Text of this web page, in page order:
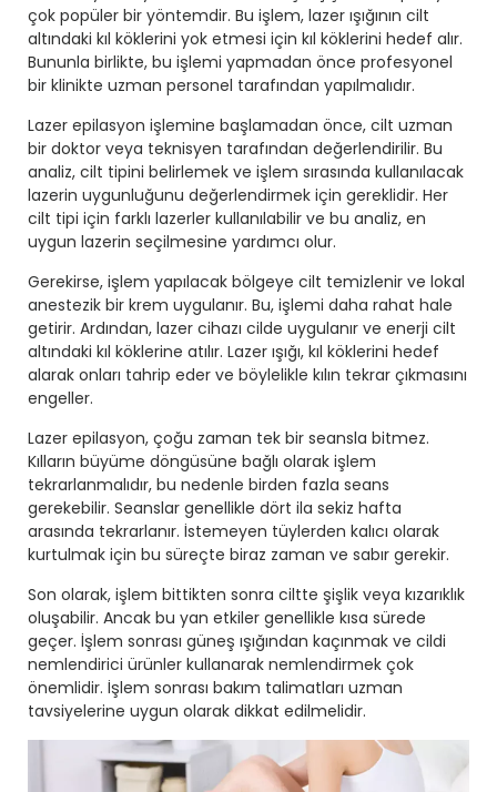
çok popüler bir yöntemdir. Bu işlem, lazer ışığının cilt
altındaki kıl köklerini yok etmesi için kıl köklerini hedef alır.
Bununla birlikte, bu işlemi yapmadan önce profesyonel
bir klinikte uzman personel tarafından yapılmalıdır.
Lazer epilasyon işlemine başlamadan önce, cilt uzman
bir doktor veya teknisyen tarafından değerlendirilir. Bu
analiz, cilt tipini belirlemek ve işlem sırasında kullanılacak
lazerin uygunluğunu değerlendirmek için gereklidir. Her
cilt tipi için farklı lazerler kullanılabilir ve bu analiz, en
uygun lazerin seçilmesine yardımcı olur.
Gerekirse, işlem yapılacak bölgeye cilt temizlenir ve lokal
anestezik bir krem uygulanır. Bu, işlemi daha rahat hale
getirir. Ardından, lazer cihazı cilde uygulanır ve enerji cilt
altındaki kıl köklerine atılır. Lazer ışığı, kıl köklerini hedef
alarak onları tahrip eder ve böylelikle kılın tekrar çıkmasını
engeller.
Lazer epilasyon, çoğu zaman tek bir seansla bitmez.
Kılların büyüme döngüsüne bağlı olarak işlem
tekrarlanmalıdır, bu nedenle birden fazla seans
gerekebilir. Seanslar genellikle dört ila sekiz hafta
arasında tekrarlanır. İstemeyen tüylerden kalıcı olarak
kurtulmak için bu süreçte biraz zaman ve sabır gerekir.
Son olarak, işlem bittikten sonra ciltte şişlik veya kızarıklık
oluşabilir. Ancak bu yan etkiler genellikle kısa sürede
geçer. İşlem sonrası güneş ışığından kaçınmak ve cildi
nemlendirici ürünler kullanarak nemlendirmek çok
önemlidir. İşlem sonrası bakım talimatları uzman
tavsiyelerine uygun olarak dikkat edilmelidir.